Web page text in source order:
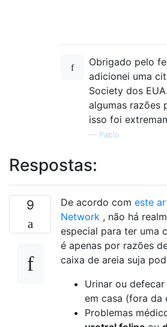
Obrigado pelo
adicionei uma
Society dos
algumas razões
isso foi
— Pablo
Respostas:
9 De acordo com este
Network , não há
especial para ter uma
é apenas por razões
caixa de areia suja
Urinar ou
em casa (fora da
Problemas